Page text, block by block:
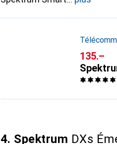
CHF
135.–
4. Spektrum DXs